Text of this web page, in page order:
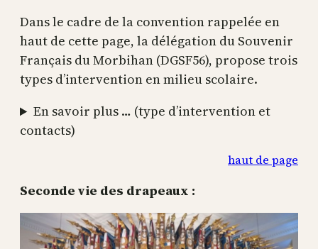
Dans le cadre de la convention rappelée en
haut de cette page, la délégation du Souvenir
Français du Morbihan (DGSF56), propose trois
types d’intervention en milieu scolaire.
En savoir plus … (type d’intervention et
contacts)
haut de page
Seconde vie des drapeaux :